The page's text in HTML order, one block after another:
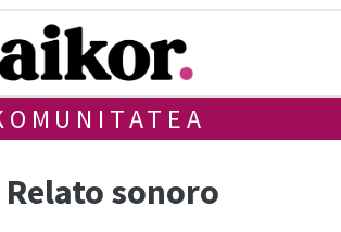
sonoro